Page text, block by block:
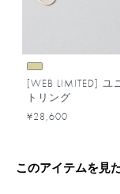
[WEB LIMITED] ユ
トリング
¥28,600
このアイテムを見